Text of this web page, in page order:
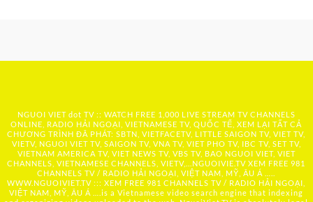
NGUOI VIET dot TV :: WATCH FREE 1,000 LIVE STREAM TV CHANNELS
ONLINE, RADIO HẢI NGOẠI, VIETNAMESE TV, QUỐC TẾ, XEM LẠI TẤT CẢ
CHƯƠNG TRÌNH ĐÃ PHÁT: SBTN, VIETFACETV, LITTLE SAIGON TV, VIET TV,
VIETV, NGUOI VIET TV, SAIGON TV, VNA TV, VIET PHO TV, IBC TV, SET TV,
VIETNAM AMERICA TV, VIET NEWS TV, VBS TV, BAO NGUOI VIET, VIET
CHANNELS, VIETNAMESE CHANNELS, VIETV,... NGUOIVIE.TV XEM FREE 981
CHANNELS TV / RADIO HẢI NGOẠI, VIỆT NAM, MỸ, ÂU Á …..
WWW.NGUOIVIET.TV ::: XEM FREE 981 CHANNELS TV / RADIO HẢI NGOẠI,
VIỆT NAM, MỸ, ÂU Á ….is a Vietnamese video search engine that indexing